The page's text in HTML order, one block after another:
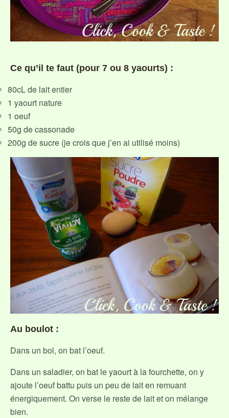
Ce qu’il te faut (pour 7 ou 8 yaourts) :
80cL de lait entier
1 yaourt nature
1 oeuf
50g de cassonade
200g de sucre (je crois que j’en ai utilisé moins)
Au boulot :
Dans un bol, on bat l’oeuf.
Dans un saladier, on bat le yaourt à la fourchette, on y
ajoute l’oeuf battu puis un peu de lait en remuant
énergiquement. On verse le reste de lait et on mélange
bien.